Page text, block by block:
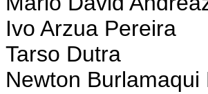
Ivo Arzua Pereira
Tarso Dutra
Newton Burlamaqui